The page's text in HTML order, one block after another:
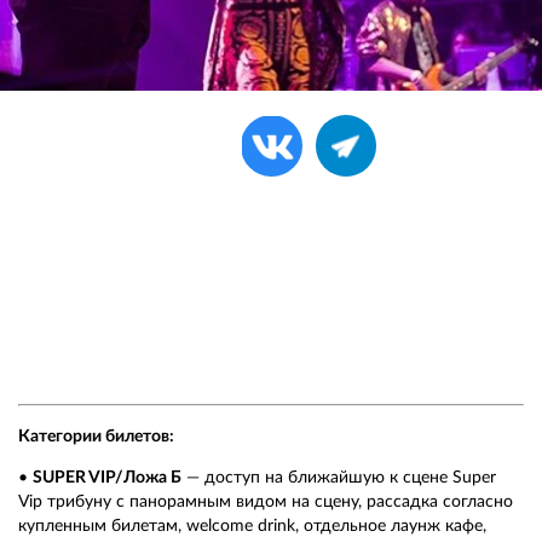
Категории билетов:
•SUPER VIP/Ложа Б — доступ на ближайшую к сцене Super
Vip трибуну с панорамным видом на сцену, рассадка согласно
купленным билетам, welcome drink, отдельное лаунж кафе,